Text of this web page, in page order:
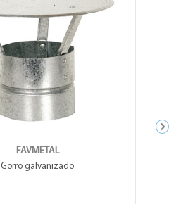
FAVMETAL
Gorro galvanizado